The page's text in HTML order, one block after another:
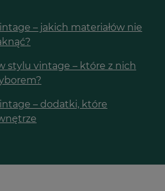
– jakich materiałów nie
stylu vintage – które z nich
– dodatki, które